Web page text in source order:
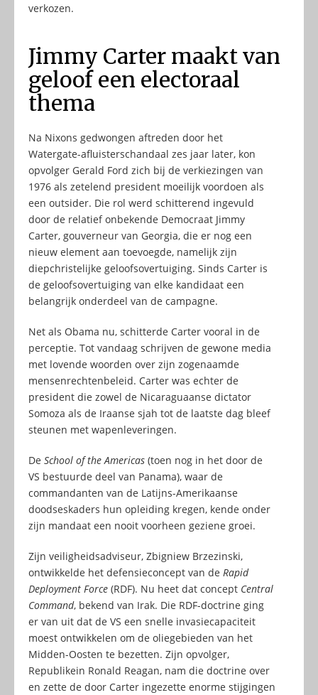
verkozen.
Jimmy Carter maakt van
geloof een electoraal
thema
Na Nixons gedwongen aftreden door het
Watergate-afluisterschandaal zes jaar later, kon
opvolger Gerald Ford zich bij de verkiezingen van
1976 als zetelend president moeilijk voordoen als
een outsider. Die rol werd schitterend ingevuld
door de relatief onbekende Democraat Jimmy
Carter, gouverneur van Georgia, die er nog een
nieuw element aan toevoegde, namelijk zijn
diepchristelijke geloofsovertuiging. Sinds Carter is
de geloofsovertuiging van elke kandidaat een
belangrijk onderdeel van de campagne.
Net als Obama nu, schitterde Carter vooral in de
perceptie. Tot vandaag schrijven de gewone media
met lovende woorden over zijn zogenaamde
mensenrechtenbeleid. Carter was echter de
president die zowel de Nicaraguaanse dictator
Somoza als de Iraanse sjah tot de laatste dag bleef
steunen met wapenleveringen.
De School of the Americas (toen nog in het door de
VS bestuurde deel van Panama), waar de
commandanten van de Latijns-Amerikaanse
doodseskaders hun opleiding kregen, kende onder
zijn mandaat een nooit voorheen geziene groei.
Zijn veiligheidsadviseur, Zbigniew Brzezinski,
ontwikkelde het defensieconcept van de Rapid
Deployment Force (RDF). Nu heet dat concept Central
Command, bekend van Irak. Die RDF-doctrine ging
er van uit dat de VS een snelle invasiecapaciteit
moest ontwikkelen om de oliegebieden van het
Midden-Oosten te bezetten. Zijn opvolger,
Republikein Ronald Reagan, nam die doctrine over
en zette de door Carter ingezette enorme stijgingen